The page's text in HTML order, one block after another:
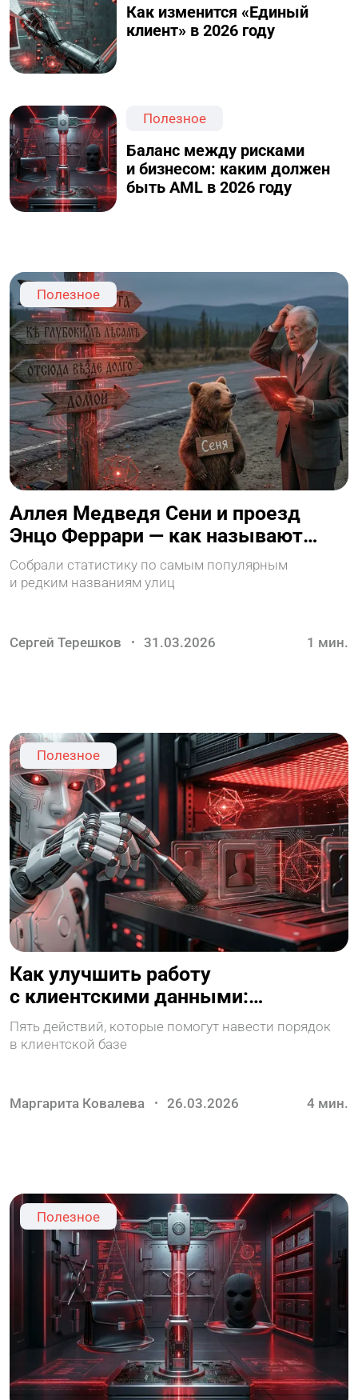
Как изменится «Единый
клиент» в 2026 году
Полезное
Баланс между рисками
и бизнесом: каким должен
быть AML в 2026 году
Полезное
Аллея Медведя Сени и проезд
Энцо Феррари — как называют
улицы в России
Собрали статистику по самым популярным
и редким названиям улиц
Сергей Терешков 31.03.2026 1 мин.
Полезное
Как улучшить работу
с клиентскими данными:
пошаговый план
Пять действий, которые помогут навести порядок
в клиентской базе
Маргарита Ковалева 26.03.2026 4мин.
Полезное